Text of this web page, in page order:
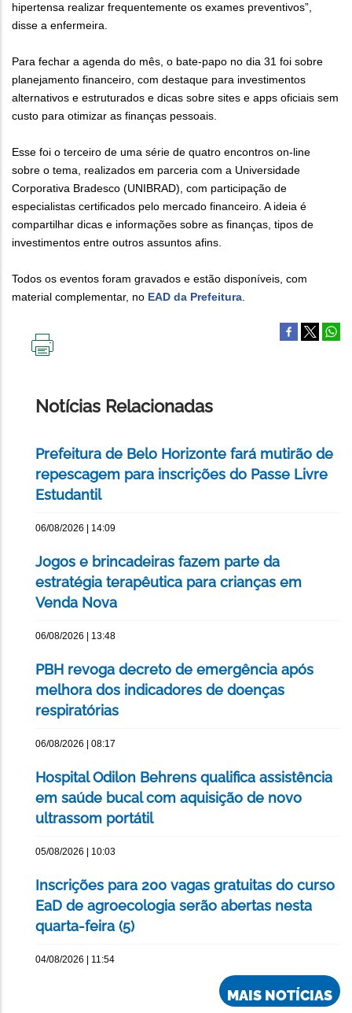
hipertensa realizar frequentemente os exames preventivos”,
disse a enfermeira.
Para fechar a agenda do mês, o bate-papo no dia 31 foi sobre
planejamento financeiro, com destaque para investimentos
alternativos e estruturados e dicas sobre sites e apps oficiais sem
custo para otimizar as finanças pessoais.
Esse foi o terceiro de uma série de quatro encontros on-line
sobre o tema, realizados em parceria com a Universidade
Corporativa Bradesco (UNIBRAD), com participação de
especialistas certificados pelo mercado financeiro. A ideia é
compartilhar dicas e informações sobre as finanças, tipos de
investimentos entre outros assuntos afins.
Todos os eventos foram gravados e estão disponíveis, com
material complementar, no EAD da Prefeitura.
Notícias Relacionadas
Prefeitura de Belo Horizonte fará mutirão de
repescagem para inscrições do Passe Livre
Estudantil
06/08/2026 | 14:09
Jogos e brincadeiras fazem parte da
estratégia terapêutica para crianças em
Venda Nova
06/08/2026 | 13:48
PBH revoga decreto de emergência após
melhora dos indicadores de doenças
respiratórias
06/08/2026 | 08:17
Hospital Odilon Behrens qualifica assistência
em saúde bucal com aquisição de novo
ultrassom portátil
05/08/2026 | 10:03
Inscrições para 200 vagas gratuitas do curso
EaD de agroecologia serão abertas nesta
quarta-feira (5)
04/08/2026 | 11:54
MAIS NOTÍCIAS